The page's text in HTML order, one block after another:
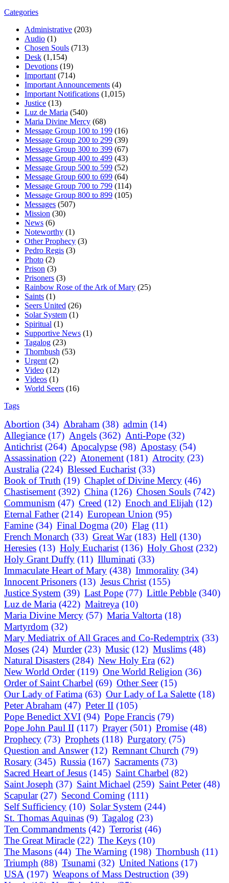
Categories
Administrative (203)
Audio (1)
Chosen Souls (713)
Desk (1,154)
Devotions (19)
Important (714)
Important Announcements (4)
Important Notifications (1,015)
Justice (13)
Luz de Maria (540)
Maria Divine Mercy (68)
Message Group 100 to 199 (16)
Message Group 200 to 299 (39)
Message Group 300 to 399 (67)
Message Group 400 to 499 (43)
Message Group 500 to 599 (52)
Message Group 600 to 699 (64)
Message Group 700 to 799 (114)
Message Group 800 to 899 (105)
Messages (507)
Mission (30)
News (6)
Noteworthy (1)
Other Prophecy (3)
Pedro Regis (3)
Photo (2)
Prison (3)
Prisoners (3)
Rainbow Rose of the Ark of Mary (25)
Saints (1)
Seers United (26)
Solar System (1)
Spiritual (1)
Supportive News (1)
Tagalog (23)
Thornbush (53)
Urgent (2)
Video (12)
Videos (1)
World Seers (16)
Tags
Abortion (34) Abraham (38) admin (14)
Allegiance (17) Angels (362) Anti-Pope (32)
Antichrist (264) Apocalypse (98) Apostasy (54)
Assassination (22) Atonement (181) Atrocity (23)
Australia (224) Blessed Eucharist (33)
Book of Truth (19) Chaplet of Divine Mercy (46)
Chastisement (392) China (126) Chosen Souls (742)
Communism (47) Creed (12) Enoch and Elijah (12)
Eternal Father (214) European Union (95)
Famine (34) Final Dogma (20) Flag (11)
French Monarch (33) Great War (183) Hell (130)
Heresies (13) Holy Eucharist (136) Holy Ghost (232)
Holy Grant Duffy (11) Illuminati (33)
Immaculate Heart of Mary (438) Immorality (34)
Innocent Prisoners (13) Jesus Christ (155)
Justice System (39) Last Pope (77) Little Pebble (340)
Luz de Maria (422) Maitreya (10)
Maria Divine Mercy (57) Maria Valtorta (18)
Martyrdom (32)
Mary Mediatrix of All Graces and Co-Redemptrix (33)
Moses (24) Murder (23) Music (12) Muslims (48)
Natural Disasters (284) New Holy Era (62)
New World Order (119) One World Religion (36)
Order of Saint Charbel (69) Other Seer (15)
Our Lady of Fatima (63) Our Lady of La Salette (18)
Peter Abraham (47) Peter II (105)
Pope Benedict XVI (94) Pope Francis (79)
Pope John Paul II (117) Prayer (501) Promise (48)
Prophecy (73) Prophets (118) Purgatory (75)
Question and Answer (12) Remnant Church (79)
Rosary (345) Russia (167) Sacraments (73)
Sacred Heart of Jesus (145) Saint Charbel (82)
Saint Joseph (37) Saint Michael (259) Saint Peter (48)
Scapular (27) Second Coming (111)
Self Sufficiency (10) Solar System (244)
St. Thomas Aquinas (9) Tagalog (23)
Ten Commandments (42) Terrorist (46)
The Great Miracle (22) The Keys (10)
The Masons (44) The Warning (198) Thornbush (11)
Triumph (88) Tsunami (32) United Nations (17)
USA (197) Weapons of Mass Destruction (39)